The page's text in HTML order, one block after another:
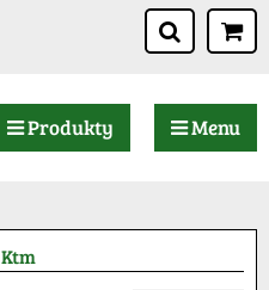
Produkty Menu
Ktm